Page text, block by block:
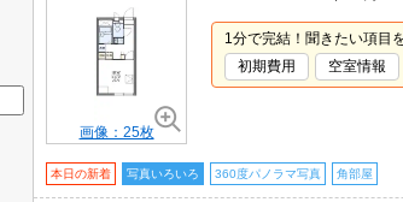
画像：25枚
1分で完結！聞きたい項目
初期費用
空室情報
本日の新着 写真いろいろ 360度パノラマ写真 角部屋